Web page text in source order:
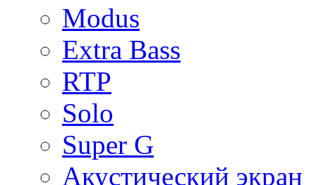
Modus
Extra Bass
RTP
Solo
Super G
Акустический экран